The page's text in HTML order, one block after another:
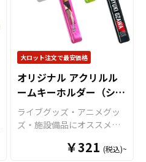
ズマーケットの缶バッジは
サテン地（梨地）の高級感
のある裏面加工で、キズ、
汚れ、サビに強い仕様で
す。さらに、すべて国内生
産の安心クオリティですの
きる商品です。 取扱いサイ
ズは、定番の丸形ですと5種
類のサイズ、その他、正方
形やハート型など様々なオ
大ロット注文で最安価格
オリジナル アクリルル
ームキーホルダー（ショ
ート）
ライブグッズ・アニメグッ
ズ・施設備品にオススメの
キーホルダー（ホテルキー
￥321 (税込)~